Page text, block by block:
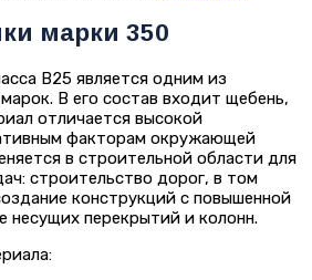
марки 350
В25 является одним из
В его состав входит щебень,
отличается высокой
факторам окружающей
в строительной области для
строительство дорог, в том
конструкций с повышенной
несущих перекрытий и колонн.